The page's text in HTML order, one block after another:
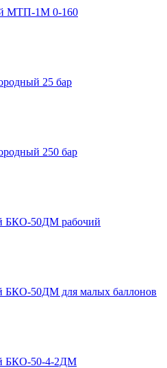
МТП-1М 0-160
25 бар
250 бар
БКО-50ДМ рабочий
БКО-50ДМ для малых баллонов
БКО-50-4-2ДМ